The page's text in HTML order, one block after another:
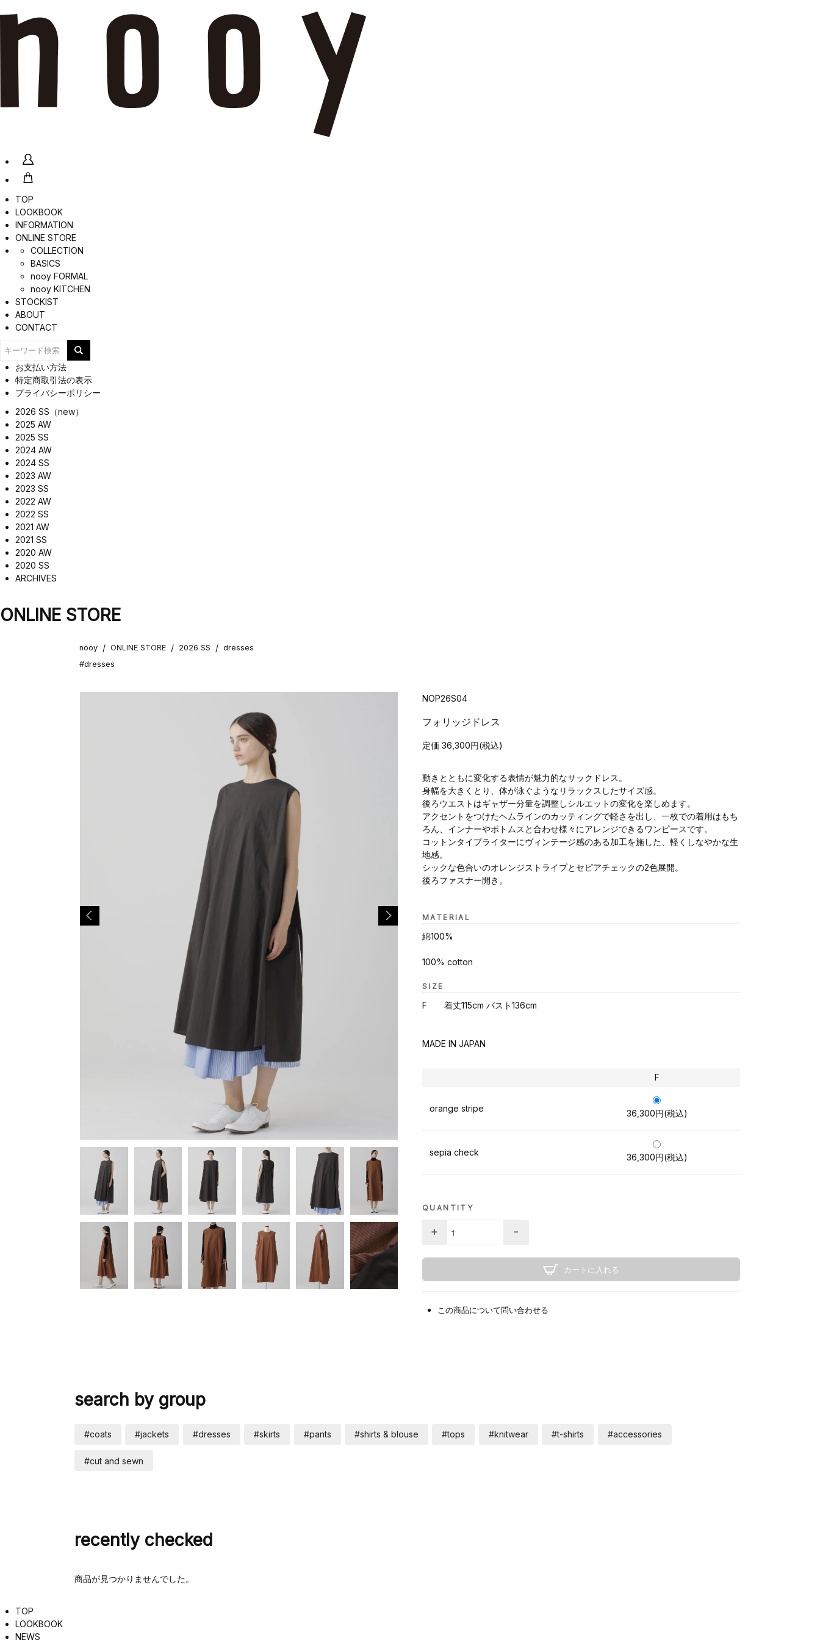
TOP
LOOKBOOK
INFORMATION
ONLINE STORE
COLLECTION
BASICS
nooy FORMAL
nooy KITCHEN
STOCKIST
ABOUT
CONTACT
お支払い方法
特定商取引法の表示
プライバシーポリシー
2026 SS（new）
2025 AW
2025 SS
2024 AW
2024 SS
2023 AW
2023 SS
2022 AW
2022 SS
2021 AW
2021 SS
2020 AW
2020 SS
ARCHIVES
ONLINE STORE
nooy / ONLINE STORE / 2026 SS / dresses
#dresses
NOP26S04
フォリッジドレス
定価 36,300円(税込)
動きとともに変化する表情が魅力的なサックドレス。
身幅を大きくとり、体が泳ぐようなリラックスしたサイズ感。
後ろウエストはギャザー分量を調整しシルエットの変化を楽しめます。
アクセントをつけたヘムラインのカッティングで軽さを出し、一枚での着用はもち
ろん、インナーやボトムスと合わせ様々にアレンジできるワンピースです。
コットンタイプライターにヴィンテージ感のある加工を施した、軽くしなやかな生
地感。
シックな色合いのオレンジストライプとセピアチェックの2色展開。
後ろファスナー開き。
MATERIAL
綿100%
100% cotton
SIZE
F 着丈115cm バスト136cm
MADE IN JAPAN
F
orange stripe 36,300円(税込)
sepia check 36,300円(税込)
QUANTITY
+ -
カートに入れる
この商品について問い合わせる
search by group
#coats #jackets #dresses #skirts #pants #shirts & blouse #tops #knitwear #t-shirts #accessories
#cut and sewn
recently checked
商品が見つかりませんでした。
TOP
LOOKBOOK
NEWS